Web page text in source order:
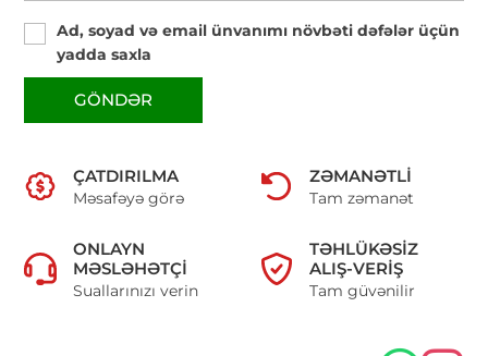
Ad, soyad və email ünvanımı növbəti dəfələr üçün
yadda saxla
GÖNDƏR
ÇATDIRILMA
Məsafəyə görə
ZƏMANƏTLI
Tam zəmanət
ONLAYN
MƏSLƏHƏTÇI
Suallarınızı verin
TƏHLÜKƏSIZ
ALIŞ-VERIŞ
Tam güvənilir